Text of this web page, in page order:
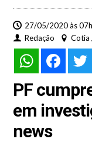
27/05/2020 às
Redação
Cotia
WhatsApp
PF
em
news